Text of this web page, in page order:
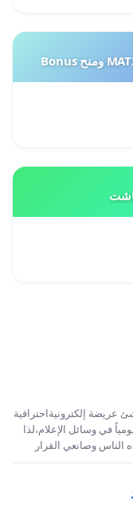
عريضة إلكترونيةاحترافية
في وسائل الإعلام،لذا
الناس وصانعي القرار